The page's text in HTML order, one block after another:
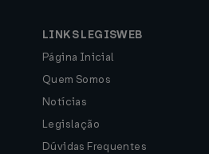
LINKS LEGISWEB
Página Inicial
Quem Somos
Notícias
Legislação
Dúvidas Frequentes